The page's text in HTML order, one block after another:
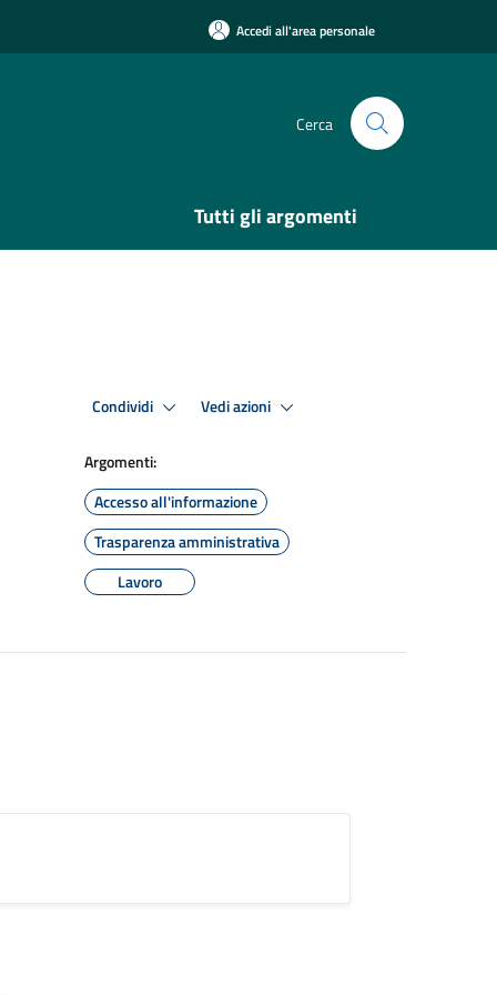
Accedi all'area personale
Cerca
Tutti gli argomenti
Condividi Vedi azioni
Argomenti:
Accesso all'informazione
Trasparenza amministrativa
Lavoro